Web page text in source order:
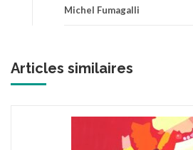
Michel Fumagalli
Articles similaires